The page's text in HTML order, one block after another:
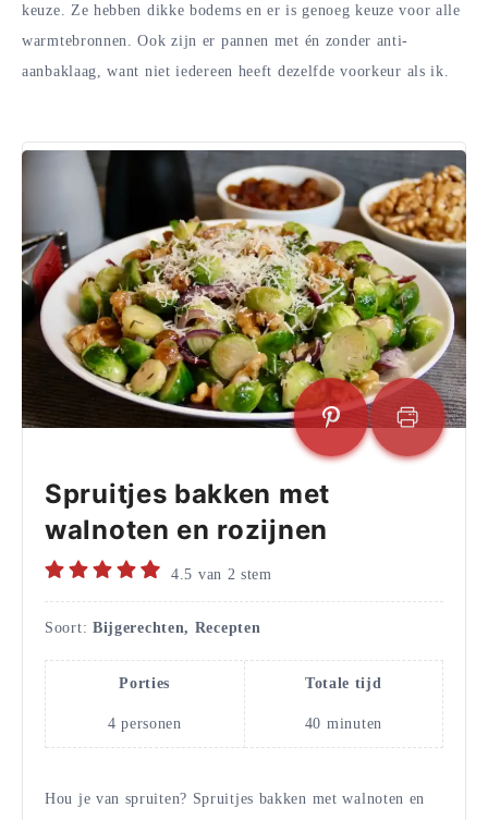
keuze. Ze hebben dikke bodems en er is genoeg keuze voor alle
warmtebronnen. Ook zijn er pannen met én zonder anti-
aanbaklaag, want niet iedereen heeft dezelfde voorkeur als ik.
Spruitjes bakken met
walnoten en rozijnen
4.5 van 2 stem
Soort: Bijgerechten, Recepten
Porties
4 personen
Totale tijd
40 minuten
Hou je van spruiten? Spruitjes bakken met walnoten en